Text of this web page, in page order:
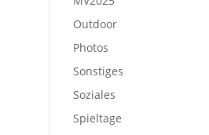
Outdoor
Photos
Sonstiges
Soziales
Spieltage